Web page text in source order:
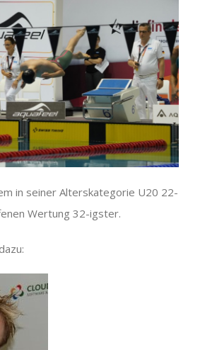
in seiner Alterskategorie U20 22-
Wertung 32-igster.